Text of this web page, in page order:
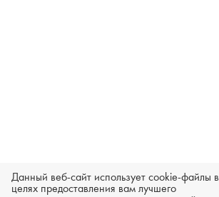
Данный веб-сайт использует cookie-файлы в
целях предоставления вам лучшего